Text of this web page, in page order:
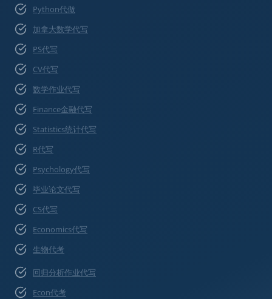
Python代做
加拿大数学代写
PS代写
CV代写
数学作业代写
Finance金融代写
Statistics统计代写
R代写
Psychology代写
毕业论文代写
CS代写
Economics代写
生物代考
回归分析作业代写
Econ代考